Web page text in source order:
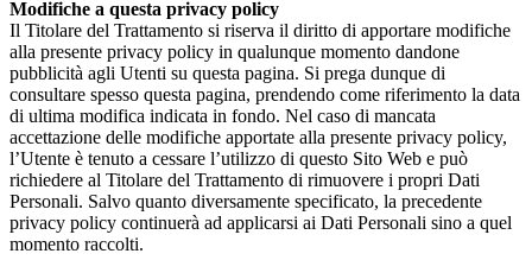
Modifiche a questa privacy policy
Il Titolare del Trattamento si riserva il diritto di apportare modifiche
alla presente privacy policy in qualunque momento dandone
pubblicità agli Utenti su questa pagina. Si prega dunque di
consultare spesso questa pagina, prendendo come riferimento la data
di ultima modifica indicata in fondo. Nel caso di mancata
accettazione delle modifiche apportate alla presente privacy policy,
l’Utente è tenuto a cessare l’utilizzo di questo Sito Web e può
richiedere al Titolare del Trattamento di rimuovere i propri Dati
Personali. Salvo quanto diversamente specificato, la precedente
privacy policy continuerà ad applicarsi ai Dati Personali sino a quel
momento raccolti.